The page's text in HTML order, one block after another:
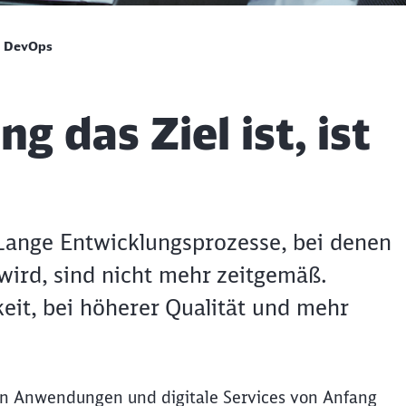
das Ziel ist, ist
Entwicklungsprozesse, bei denen
sind nicht mehr zeitgemäß.
bei höherer Qualität und mehr
und digitale Services von Anfang